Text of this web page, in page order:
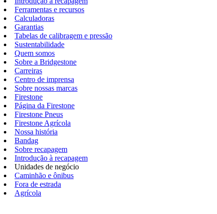
Ferramentas e recursos
Calculadoras
Garantias
Tabelas de calibragem e pressão
Sustentabilidade
Quem somos
Sobre a Bridgestone
Carreiras
Centro de imprensa
Sobre nossas marcas
Firestone
Página da Firestone
Firestone Pneus
Firestone Agrícola
Nossa história
Bandag
Sobre recapagem
Introdução à recapagem
Unidades de negócio
Caminhão e ônibus
Fora de estrada
Agrícola